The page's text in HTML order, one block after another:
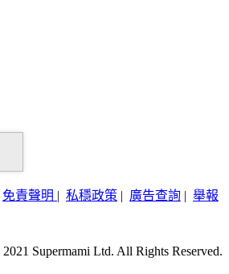
免責聲明 | 私穩政策 | 廣告查詢 | 舉報
Supermami Ltd. All Rights Reserved.